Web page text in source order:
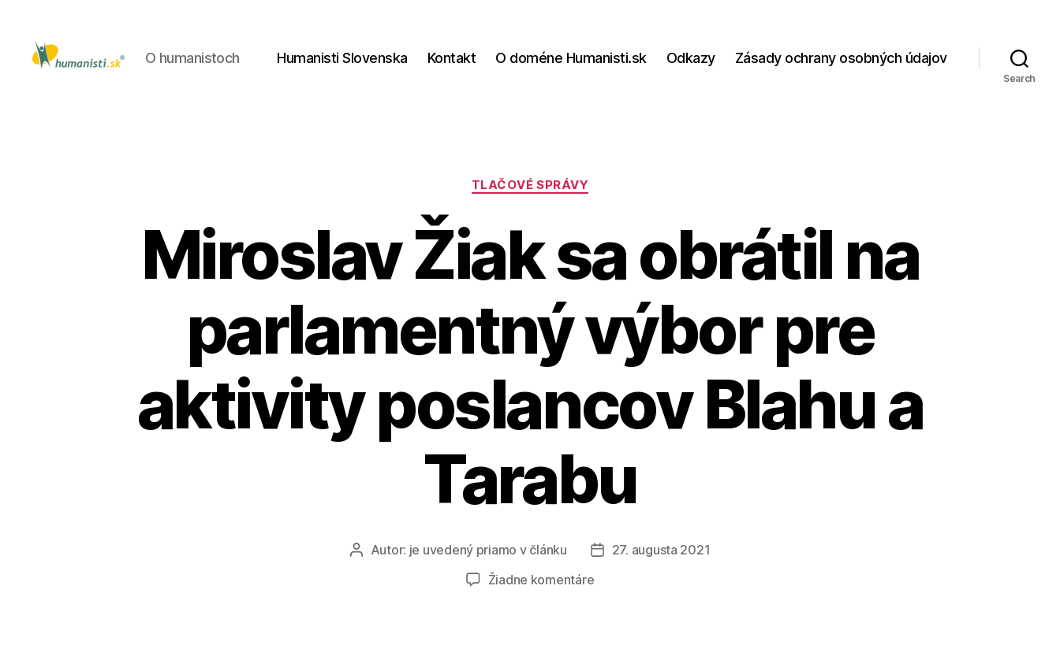
O humanistoch Humanisti Slovenska Kontakt O doméne Humanisti.sk Odkazy Zásady ochrany osobných údajov
Search
Kategórie
TLAČOVÉ SPRÁVY
Miroslav Žiak sa obrátil na
parlamentný výbor pre
aktivity poslancov Blahu a
Tarabu
AutorAutor: je uvedený priamo v článku
Dátum
27. augusta 2021
Žiadne komentárena